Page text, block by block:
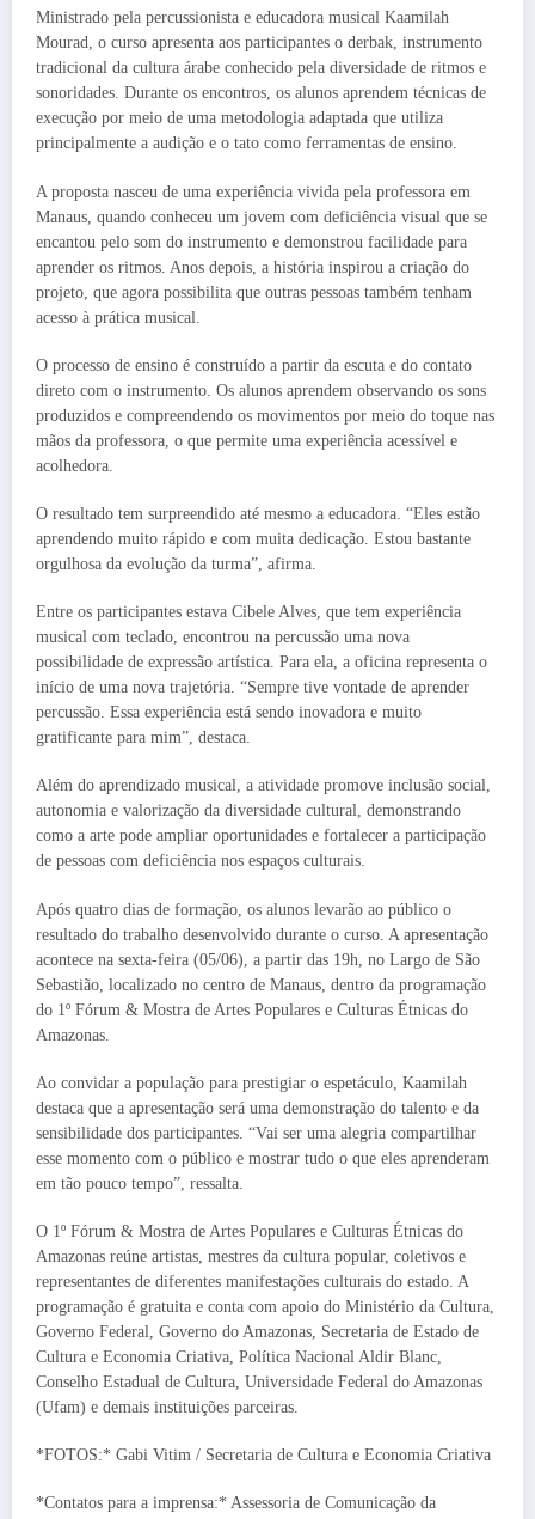
Ministrado pela percussionista e educadora musical Kaamilah
Mourad, o curso apresenta aos participantes o derbak, instrumento
tradicional da cultura árabe conhecido pela diversidade de ritmos e
sonoridades. Durante os encontros, os alunos aprendem técnicas de
execução por meio de uma metodologia adaptada que utiliza
principalmente a audição e o tato como ferramentas de ensino.
A proposta nasceu de uma experiência vivida pela professora em
Manaus, quando conheceu um jovem com deficiência visual que se
encantou pelo som do instrumento e demonstrou facilidade para
aprender os ritmos. Anos depois, a história inspirou a criação do
projeto, que agora possibilita que outras pessoas também tenham
acesso à prática musical.
O processo de ensino é construído a partir da escuta e do contato
direto com o instrumento. Os alunos aprendem observando os sons
produzidos e compreendendo os movimentos por meio do toque nas
mãos da professora, o que permite uma experiência acessível e
acolhedora.
O resultado tem surpreendido até mesmo a educadora. “Eles estão
aprendendo muito rápido e com muita dedicação. Estou bastante
orgulhosa da evolução da turma”, afirma.
Entre os participantes estava Cibele Alves, que tem experiência
musical com teclado, encontrou na percussão uma nova
possibilidade de expressão artística. Para ela, a oficina representa o
início de uma nova trajetória. “Sempre tive vontade de aprender
percussão. Essa experiência está sendo inovadora e muito
gratificante para mim”, destaca.
Além do aprendizado musical, a atividade promove inclusão social,
autonomia e valorização da diversidade cultural, demonstrando
como a arte pode ampliar oportunidades e fortalecer a participação
de pessoas com deficiência nos espaços culturais.
Após quatro dias de formação, os alunos levarão ao público o
resultado do trabalho desenvolvido durante o curso. A apresentação
acontece na sexta-feira (05/06), a partir das 19h, no Largo de São
Sebastião, localizado no centro de Manaus, dentro da programação
do 1º Fórum & Mostra de Artes Populares e Culturas Étnicas do
Amazonas.
Ao convidar a população para prestigiar o espetáculo, Kaamilah
destaca que a apresentação será uma demonstração do talento e da
sensibilidade dos participantes. “Vai ser uma alegria compartilhar
esse momento com o público e mostrar tudo o que eles aprenderam
em tão pouco tempo”, ressalta.
O 1º Fórum & Mostra de Artes Populares e Culturas Étnicas do
Amazonas reúne artistas, mestres da cultura popular, coletivos e
representantes de diferentes manifestações culturais do estado. A
programação é gratuita e conta com apoio do Ministério da Cultura,
Governo Federal, Governo do Amazonas, Secretaria de Estado de
Cultura e Economia Criativa, Política Nacional Aldir Blanc,
Conselho Estadual de Cultura, Universidade Federal do Amazonas
(Ufam) e demais instituições parceiras.
*FOTOS:* Gabi Vitim / Secretaria de Cultura e Economia Criativa
*Contatos para a imprensa:* Assessoria de Comunicação da